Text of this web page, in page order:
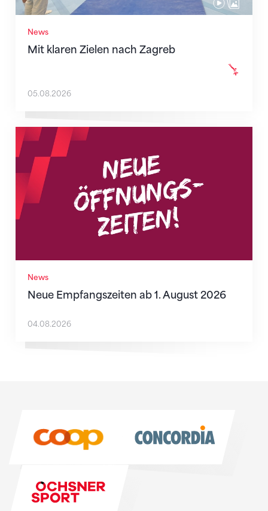
News
Mit klaren Zielen nach Zagreb
05.08.2026
News
Neue Empfangszeiten ab 1. August 2026
Neue Empfangszeiten ab 1. August 2026
04.08.2026